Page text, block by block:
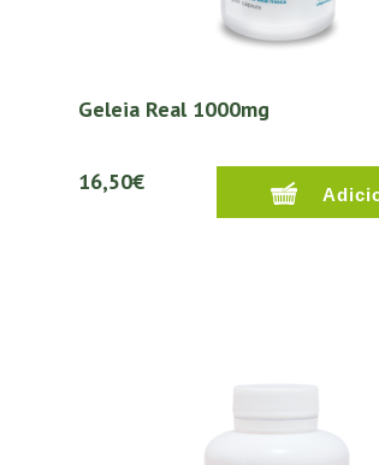
Geleia Real 1000mg
16,50€